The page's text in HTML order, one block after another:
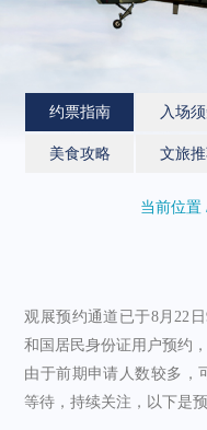
约票指南 入场
美食攻略 文旅
当前位置
观展预约通道已于8月22
和国居民身份证用户预约
由于前期申请人数较多，
等待，持续关注，以下是